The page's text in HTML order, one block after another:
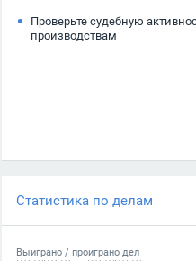
Проверьте судебную
производствам
Статистика по делам
Выиграно / проиграно дел